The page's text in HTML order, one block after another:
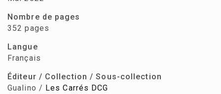
Nombre de pages
352 pages
Langue
Français
Éditeur / Collection / Sous-collection
Gualino / Les Carrés DCG